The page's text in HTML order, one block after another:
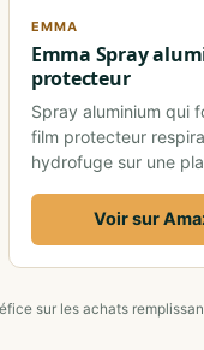
EMMA
Emma Spray
protecteur
Spray aluminium qui
film protecteur
hydrofuge sur une
Voir sur
sur les achats